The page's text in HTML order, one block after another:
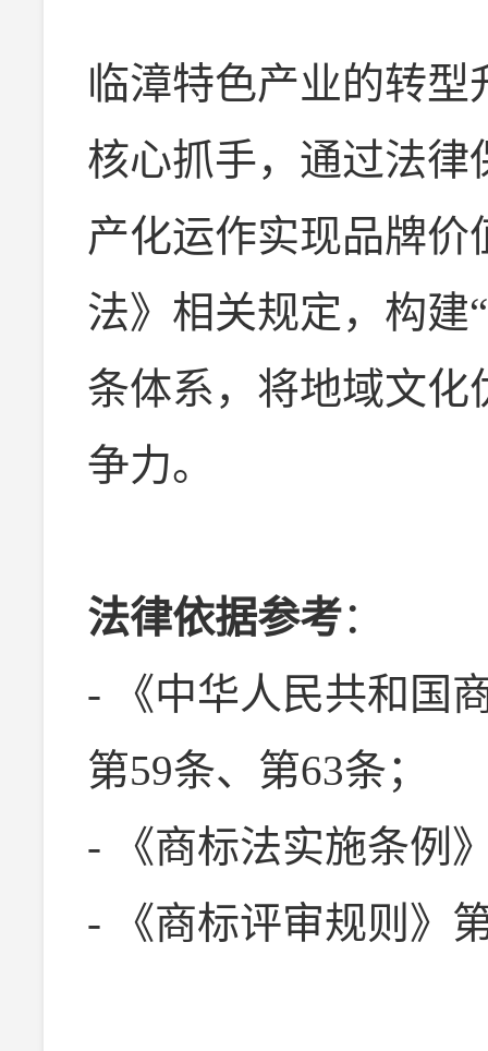
临漳特色产业的转型
核心抓手，通过法律
产化运作实现品牌
法》相关规定，构建
条体系，将地域文化
争力。
法律依据参考：
- 《中华人民共和国
第59条、第63条；
- 《商标法实施条例
- 《商标评审规则》